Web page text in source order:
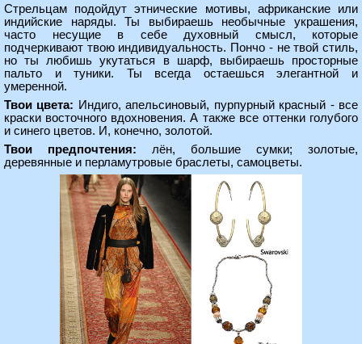
Стрельцам подойдут этнические мотивы, африканские или
индийские наряды. Ты выбираешь необычные украшения,
часто несущие в себе духовный смысл, которые
подчеркивают твою индивидуальность. Пончо - не твой стиль,
но ты любишь укутаться в шарф, выбираешь просторные
пальто и туники. Ты всегда остаешься элегантной и
умеренной.
Твои цвета: Индиго, апельсиновый, пурпурный красный - все
краски восточного вдохновения. А также все оттенки голубого
и синего цветов. И, конечно, золотой.
Твои предпочтения: лён, большие сумки; золотые,
деревянные и перламутровые браслеты, самоцветы.